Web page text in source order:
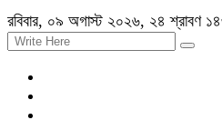
রবিবার, ০৯ অগাস্ট ২০২৬, ২৪ শ্রাবণ